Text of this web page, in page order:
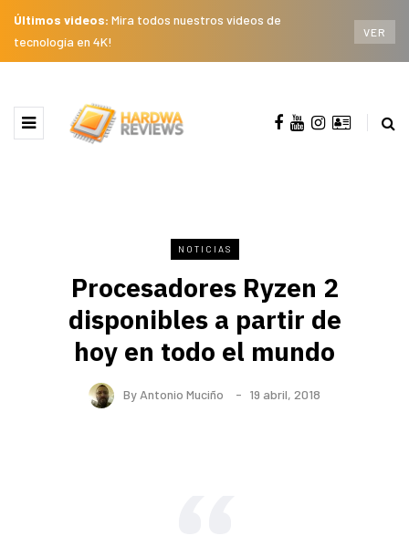
Últimos videos: Mira todos nuestros videos de
tecnología en 4K!
VER
NOTICIAS
Procesadores Ryzen 2
disponibles a partir de
hoy en todo el mundo
By Antonio Muciño 19 abril, 2018